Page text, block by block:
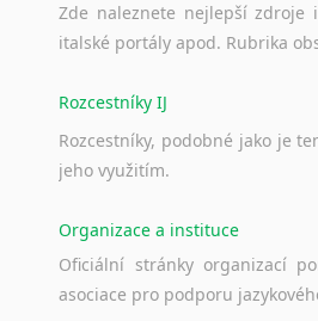
Zde naleznete nejlepší zdroje
italské portály apod. Rubrika
Rozcestníky IJ
Rozcestníky, podobné jako je
jeho využitím.
Organizace a instituce
Oficiální stránky organizací
asociace pro podporu